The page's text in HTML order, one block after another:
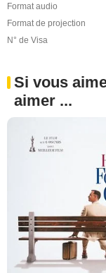
Format audio
Format de projection
N° de Visa
Si vous
aimer ...